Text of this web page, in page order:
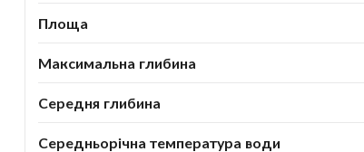
Площа
Максимальна глибина
Середня глибина
Середньорічна температура води